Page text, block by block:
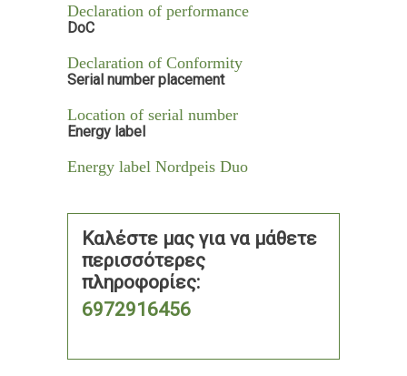
Declaration of performance
DoC
Declaration of Conformity
Serial number placement
Location of serial number
Energy label
Energy label Nordpeis Duo
Καλέστε μας για να μάθετε
περισσότερες
πληροφορίες:
6972916456